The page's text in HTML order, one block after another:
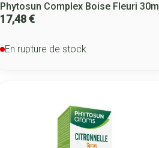
Phytosun Complex Boise Fleuri 30ml
17,48 €
En rupture de stock